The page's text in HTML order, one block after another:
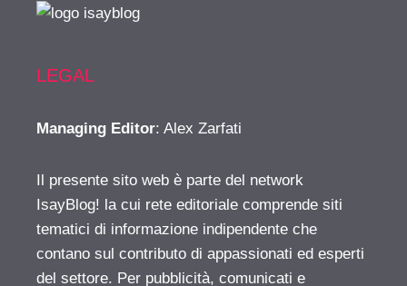
LEGAL
Managing Editor: Alex Zarfati
Il presente sito web è parte del network
IsayBlog! la cui rete editoriale comprende siti
tematici di informazione indipendente che
contano sul contributo di appassionati ed esperti
del settore. Per pubblicità, comunicati e